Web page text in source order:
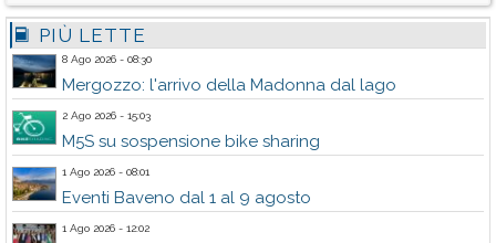
PIÙ LETTE
8 Ago 2026 - 08:30
Mergozzo: l'arrivo della Madonna dal lago
2 Ago 2026 - 15:03
M5S su sospensione bike sharing
1 Ago 2026 - 08:01
Eventi Baveno dal 1 al 9 agosto
1 Ago 2026 - 12:02